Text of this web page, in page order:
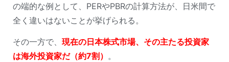
の端的な例として、PERやPBRの計算方法が、日米間で
全く違いはないことが挙げられる。
その一方で、 現在の日本株式市場、その主たる投資家
は海外投資家だ（約7割） 。